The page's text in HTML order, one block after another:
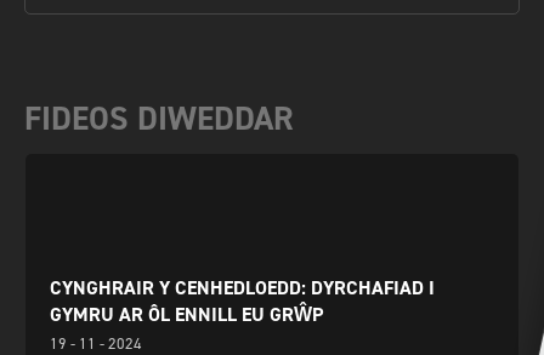
FIDEOS DIWEDDAR
CYNGHRAIR Y CENHEDLOEDD: DYRCHAFIAD I
GYMRU AR ÔL ENNILL EU GRŴP
19 - 11 - 2024